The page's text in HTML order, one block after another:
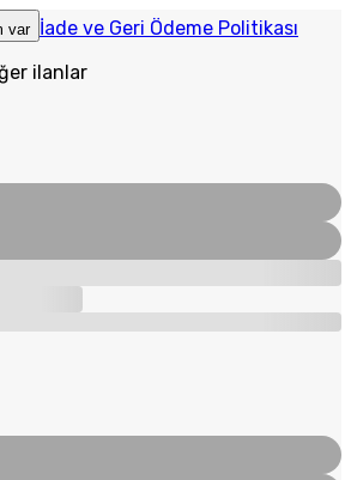
var İade ve Geri Ödeme Politikası
ilanlar